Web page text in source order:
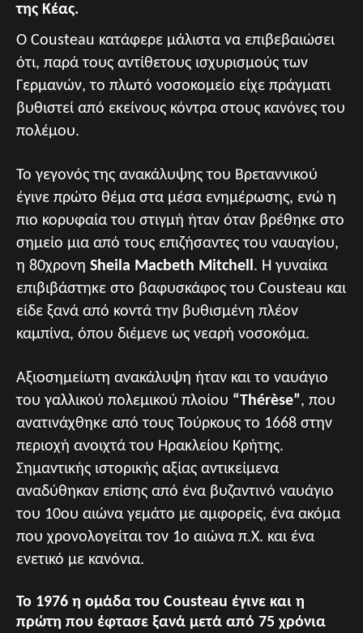
της Κέας.
Ο Cousteau κατάφερε μάλιστα να επιβεβαιώσει
ότι, παρά τους αντίθετους ισχυρισμούς των
Γερμανών, το πλωτό νοσοκομείο είχε πράγματι
βυθιστεί από εκείνους κόντρα στους κανόνες του
πολέμου.
Το γεγονός της ανακάλυψης του Βρεταννικού
έγινε πρώτο θέμα στα μέσα ενημέρωσης, ενώ η
πιο κορυφαία του στιγμή ήταν όταν βρέθηκε στο
σημείο μια από τους επιζήσαντες του ναυαγίου,
η 80χρονη Sheila Macbeth Mitchell . Η γυναίκα
επιβιβάστηκε στο βαφυσκάφος του Cousteau και
είδε ξανά από κοντά την βυθισμένη πλέον
καμπίνα, όπου διέμενε ως νεαρή νοσοκόμα.
Αξιοσημείωτη ανακάλυψη ήταν και το ναυάγιο
του γαλλικού πολεμικού πλοίου “Thérèse”, που
ανατινάχθηκε από τους Τούρκους το 1668 στην
περιοχή ανοιχτά του Ηρακλείου Κρήτης.
Σημαντικής ιστορικής αξίας αντικείμενα
αναδύθηκαν επίσης από ένα βυζαντινό ναυάγιο
του 10ου αιώνα γεμάτο με αμφορείς, ένα ακόμα
που χρονολογείται τον 1ο αιώνα π.Χ. και ένα
ενετικό με κανόνια.
Το 1976 η ομάδα του Cousteau έγινε και η
πρώτη που έφτασε ξανά μετά από 75 χρόνια